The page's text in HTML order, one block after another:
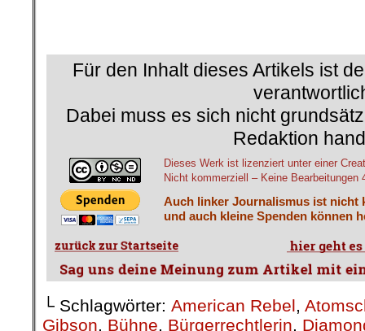
Für den Inhalt dieses Artikels ist
Dabei muss es sich nicht
Redaktion
Dieses Werk ist lizenziert unter einer
Nicht kommerziell – Keine Bearbeitungen
Auch linker Journalismus ist nicht
und auch kleine Spenden können
└ Schlagwörter: American Rebel,
Gibson, Bühne, Bürgerrechtlerin,